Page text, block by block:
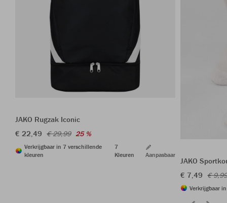
JAKO Rugzak Iconic
€ 22,49 € 29,99 25 %
Verkrijgbaar in 7 verschillende
kleuren
7
Kleuren
Aanpasbaar
JAKO
€ 7,49 €
Verkrijgbaar